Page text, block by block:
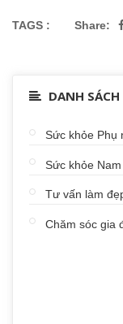
TAGS : Share:
DANH
Sức khỏe Phụ
Sức khỏe
Tư vấn làm
Chăm sóc gia